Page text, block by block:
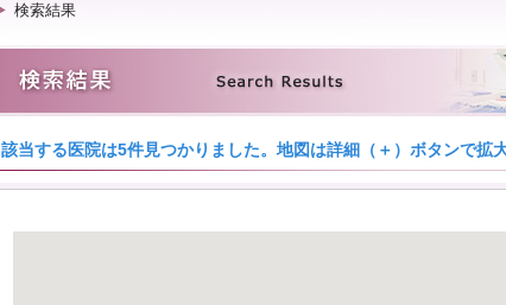
検索結果
該当する医院は5件見つかりました。地図は詳細（＋）ボタンで拡